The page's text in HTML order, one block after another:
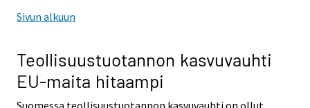
Sivun alkuun
Teollisuustuotannon kasvuvauhti
EU-maita hitaampi
Suomessa teollisuustuotannon kasvuvauhti on ollut